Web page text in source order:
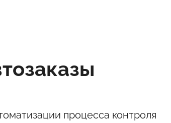
процесса контроля